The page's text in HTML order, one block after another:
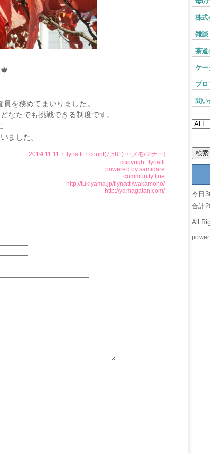
を務めてまいりました。
なたでも挑戦できる制度です。
ました。
2019.11.11： flynatti ：count(7,581)：[メモ/マナー]
copyrightflynatti
powered by samidare
community line
http://tukiyama.jp/flynatti/wakamono/
http://yamagatan.com/
株式
雑談
茶道
ケー
プ
問
今日
合計
All